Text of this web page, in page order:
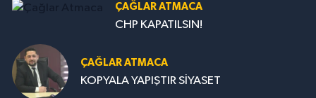
ÇAĞLAR ATMACA
CHP KAPATILSIN!
ÇAĞLAR ATMACA
KOPYALA YAPIŞTIR SİYASET